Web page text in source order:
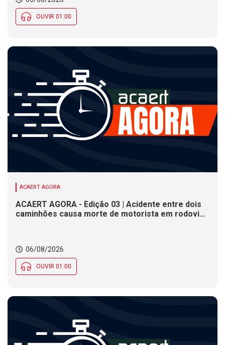
OUVIR 01:00
ACAERT AGORA
ACAERT AGORA - Edição 03 | Acidente entre dois
caminhões causa morte de motorista em rodovia
quinta (6) em SC
06/08/2026
OUVIR 01:00